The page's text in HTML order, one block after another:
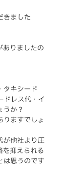
きました
ありましたの
タキシード
レス代・イ
か？
ますでしょ
が他社より圧
を抑えられる
は思うのです